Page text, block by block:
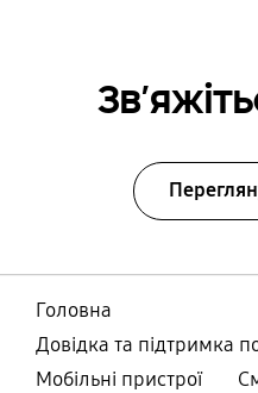
Головна
Довідка та підтримка
Мобільні пристрої